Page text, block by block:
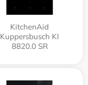
KitchenAid
Kuppersbusch KI
8820.0 SR